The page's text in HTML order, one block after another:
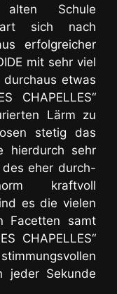
Schule
sich nach
erfolgreicher
mit sehr viel
durchaus etwas
CHAPELLES“
Lärm zu
stetig das
hierdurch sehr
eher durch-
kraftvoll
es die vielen
Facetten samt
CHAPELLES“
jeder Sekunde